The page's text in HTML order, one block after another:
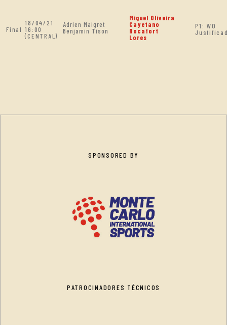
Final
18/04/21
16:00
(CENTRAL)
Adrien Maigret
Benjamin Tison
Miguel Oliveira
Cayetano
Rocafort
Lores
P1: WO
SPONSORED BY
PATROCINADORES TÉCNICOS